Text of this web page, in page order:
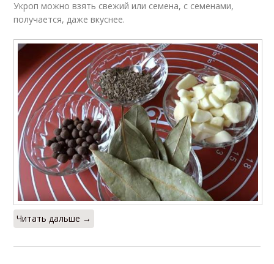
Укроп можно взять свежий или семена, с семенами,
получается, даже вкуснее.
Читать дальше →